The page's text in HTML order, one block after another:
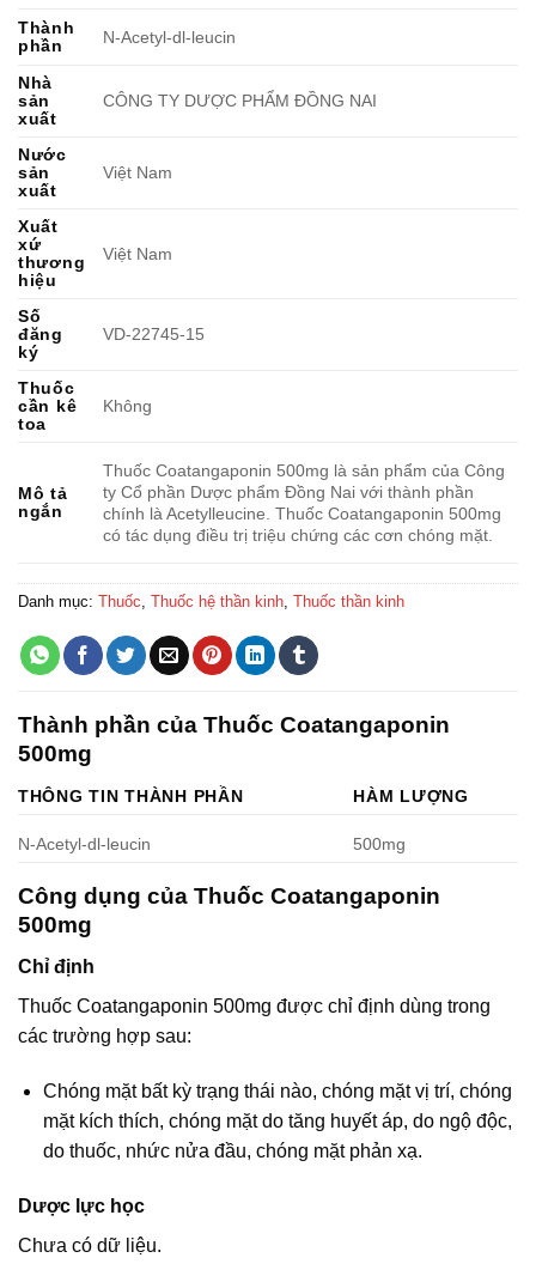
Thành
phần
N-Acetyl-dl-leucin
Nhà
sản
xuất
CÔNG TY DƯỢC PHẨM ĐỒNG NAI
Nước
sản
xuất
Việt Nam
Xuất
xứ
thương
hiệu
Việt Nam
Số
đăng
ký
VD-22745-15
Thuốc
cần kê
toa
Không
Mô tả
ngắn
Thuốc Coatangaponin 500mg là sản phẩm của Công
ty Cổ phần Dược phẩm Đồng Nai với thành phần
chính là Acetylleucine. Thuốc Coatangaponin 500mg
có tác dụng điều trị triệu chứng các cơn chóng mặt.
Danh mục: Thuốc Thuốc hệ thần kinh Thuốc thần kinh
Thành phần của Thuốc Coatangaponin
500mg
THÔNG TIN THÀNH PHẦN HÀM LƯỢNG
N-Acetyl-dl-leucin 500mg
Công dụng của Thuốc Coatangaponin
500mg
Chỉ định
Thuốc Coatangaponin 500mg được chỉ định dùng trong
các trường hợp sau:
Chóng mặt bất kỳ trạng thái nào, chóng mặt vị trí, chóng
mặt kích thích, chóng mặt do tăng huyết áp, do ngộ độc,
do thuốc, nhức nửa đầu, chóng mặt phản xạ.
Dược lực học
Chưa có dữ liệu.